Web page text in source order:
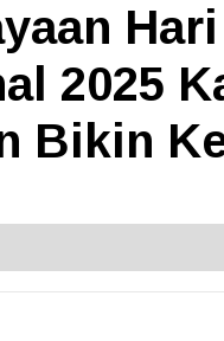
2025
Bikin